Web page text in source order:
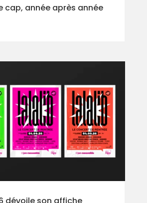
cap, année après année